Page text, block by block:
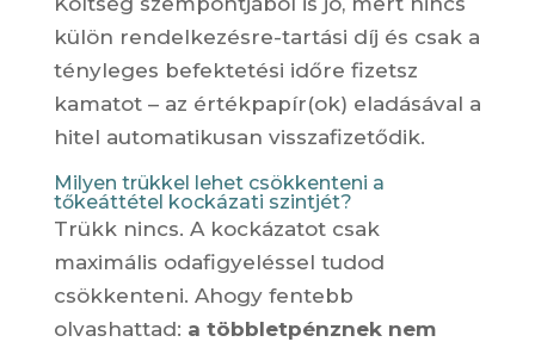
külön rendelkezésre-tartási díj és csak a
tényleges befektetési időre fizetsz
kamatot – az értékpapír(ok) eladásával a
hitel automatikusan visszafizetődik.
Milyen trükkel lehet csökkenteni a
tőkeáttétel kockázati szintjét?
Trükk nincs. A kockázatot csak
maximális odafigyeléssel tudod
csökkenteni. Ahogy fentebb
olvashattad: a többletpénznek nem